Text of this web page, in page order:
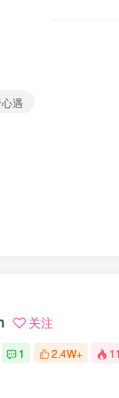
遇
关注
1 2.4W+